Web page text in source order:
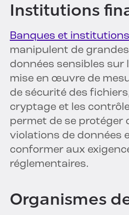
Institutions
Banques et
manipulent de
données sensibles sur
mise en œuvre de
de sécurité des
cryptage et les
permet de se protéger
violations de données
conformer aux
réglementaires.
Organismes